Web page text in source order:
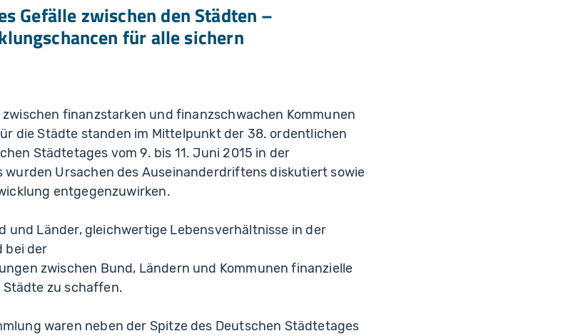
Gefälle zwischen den Städten –
für alle sichern
finanzstarken und finanzschwachen Kommunen
die Städte standen im Mittelpunkt der 38. ordentlichen
Städtetages vom 9. bis 11. Juni 2015 in der
wurden Ursachen des Auseinanderdriftens diskutiert sowie
entgegenzuwirken.
und Länder, gleichwertige Lebensverhältnisse in der
bei der
zwischen Bund, Ländern und Kommunen finanzielle
zu schaffen.
waren neben der Spitze des Deutschen Städtetages